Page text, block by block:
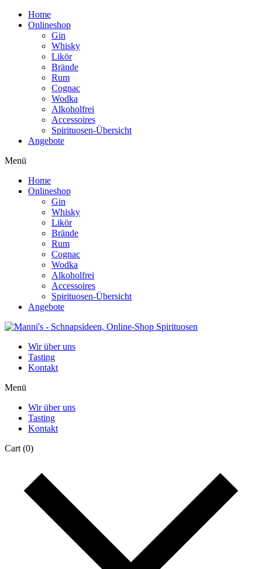
Home
Onlineshop
Gin
Whisky
Likör
Brände
Rum
Cognac
Wodka
Alkoholfrei
Accessoires
Spirituosen-Übersicht
Angebote
Menü
Home
Onlineshop
Gin
Whisky
Likör
Brände
Rum
Cognac
Wodka
Alkoholfrei
Accessoires
Spirituosen-Übersicht
Angebote
Wir über uns
Tasting
Kontakt
Menü
Wir über uns
Tasting
Kontakt
Cart (0)